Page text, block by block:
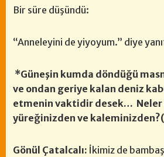
Bir süre düşündü:
“Anneleyini de yiyoyum.” diye
*Güneşin kumda döndüğü
ve ondan geriye kalan deniz
etmenin vaktidir desek… Neler
yüreğinizden ve
Gönül Çatalcalı: İkimiz de